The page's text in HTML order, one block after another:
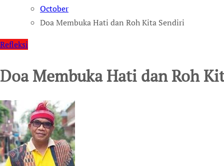
October
Doa Membuka Hati dan Roh Kita Sendiri
Refleksi
Doa Membuka Hati dan Roh